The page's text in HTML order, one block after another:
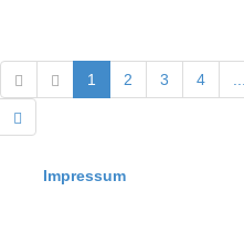
1 2 3 4
Impressum